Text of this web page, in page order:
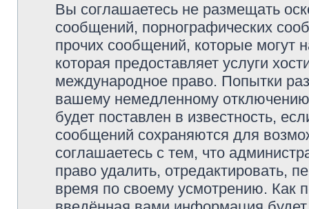
Вы соглашаетесь не размещать
сообщений, порнографических
прочих сообщений, которые могут
которая предоставляет услуги
международное право. Попытки
вашему немедленному
будет поставлен в известность,
сообщений сохраняются для
соглашаетесь с тем, что
право удалить, отредактировать,
время по своему усмотрению. Как